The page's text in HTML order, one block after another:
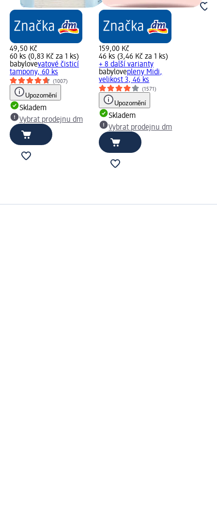
49,50 Kč
60 ks (0,83 Kč za 1 ks)
babylovevatové čisticí
tampony, 60 ks
(1007)
Upozornění
Skladem
Vybrat prodejnu dm
159,00 Kč
46 ks (3,46 Kč za 1 ks)
+ 8 další varianty
babylovepleny Midi,
velikost 3, 46 ks
(1571)
Upozornění
Skladem
Vybrat prodejnu dm